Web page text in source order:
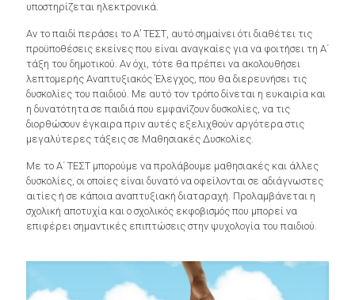
υποστηρίζεται ηλεκτρονικά.
Αν το παιδί περάσει το Α’ ΤΕΣΤ, αυτό σημαίνει ότι διαθέτει τις
προϋποθέσεις εκείνες που είναι αναγκαίες για να φοιτήσει τη Α΄
τάξη του δημοτικού. Αν όχι, τότε θα πρέπει να ακολουθήσει
λεπτομερής Αναπτυξιακός Έλεγχος, που θα διερευνήσει τις
δυσκολίες του παιδιού. Με αυτό τον τρόπο δίνεται η ευκαιρία και
η δυνατότητα σε παιδιά που εμφανίζουν δυσκολίες, να τις
διορθώσουν έγκαιρα πριν αυτές εξελιχθούν αργότερα στις
μεγαλύτερες τάξεις σε Μαθησιακές Δυσκολίες.
Με το Α΄ ΤΕΣΤ μπορούμε να προλάβουμε μαθησιακές και άλλες
δυσκολίες, οι οποίες είναι δυνατό να οφείλονται σε αδιάγνωστες
αιτίες ή σε κάποια αναπτυξιακή διαταραχή. Προλαμβάνεται η
σχολική αποτυχία και ο σχολικός εκφοβισμός που μπορεί να
επιφέρει σημαντικές επιπτώσεις στην ψυχολογία του παιδιού.